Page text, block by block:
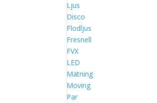
Ljus
Disco
Flodljus
Fresnell
FVX
LED
Mätning
Moving
Par